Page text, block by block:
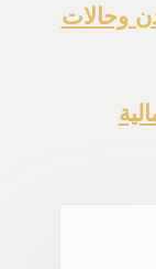
وحالات